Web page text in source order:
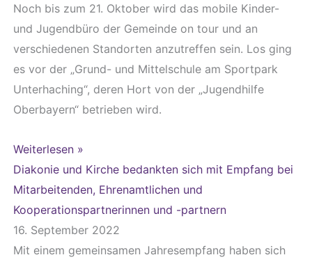
Noch bis zum 21. Oktober wird das mobile Kinder-
und Jugendbüro der Gemeinde on tour und an
verschiedenen Standorten anzutreffen sein. Los ging
es vor der „Grund- und Mittelschule am Sportpark
Unterhaching“, deren Hort von der „Jugendhilfe
Oberbayern“ betrieben wird.
Weiterlesen »
Diakonie und Kirche bedankten sich mit Empfang bei
Mitarbeitenden, Ehrenamtlichen und
Kooperationspartnerinnen und -partnern
16. September 2022
Mit einem gemeinsamen Jahresempfang haben sich